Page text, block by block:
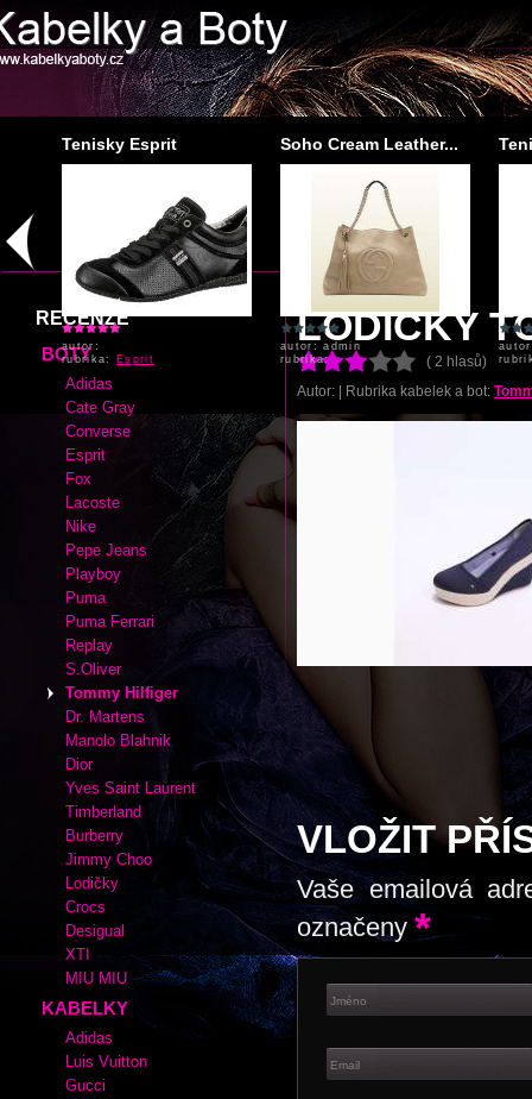
Tenisky Esprit
autor:
rubrika: Esprit
Soho Cream Leather...
autor: admin
rubrika:
Rubrika kabelek a bot:
VLOŽIT
Vaše emailová
RECENZE
BOTY
Adidas
Cate Gray
Converse
Esprit
Fox
Lacoste
Nike
Pepe Jeans
Playboy
Puma
Puma Ferrari
Replay
S.Oliver
Tommy Hilfiger
Dr. Martens
Manolo Blahnik
Dior
Yves Saint Laurent
Timberland
Burberry
Jimmy Choo
Lodičky
Crocs